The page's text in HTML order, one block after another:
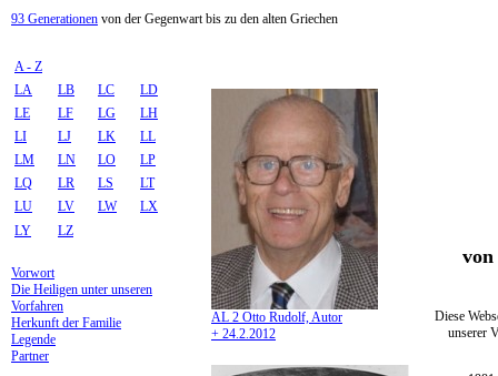
93 Generationen von der Gegenwart bis zu den alten Griechen
A - Z
LA
LB LC
LD
LE
LF LG
LH
LI
LJ LK
LL
LM
LN LO
LP
LQ
LR LS
LT
LU
LV LW
LX
LY
LZ
Vorwort
Die Heiligen unter unseren
Vorfahren
Herkunft der Familie
Legende
Partner
AL 2 Otto Rudolf, Autor
+ 24.2.2012
von
Diese
unserer